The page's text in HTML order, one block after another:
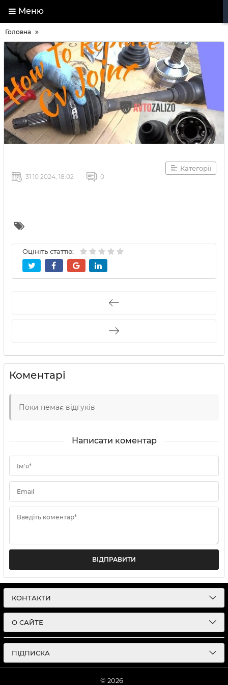
Меню
Головна
Категорії
31 10 2024, 18:02 0
Оцініть статтю:
Коментарі
Поки немає відгуків
Написати коментар
Ім'я*
Email
Введіть коментар*
ВІДПРАВИТИ
КОНТАКТИ
О САЙТЕ
ПІДПИСКА
© 2026